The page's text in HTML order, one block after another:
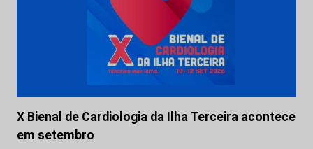
X Bienal de Cardiologia da Ilha Terceira acontece
em setembro